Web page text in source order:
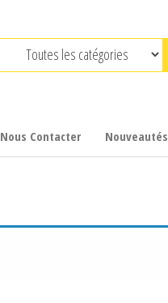
Nous Contacter Nouveautés